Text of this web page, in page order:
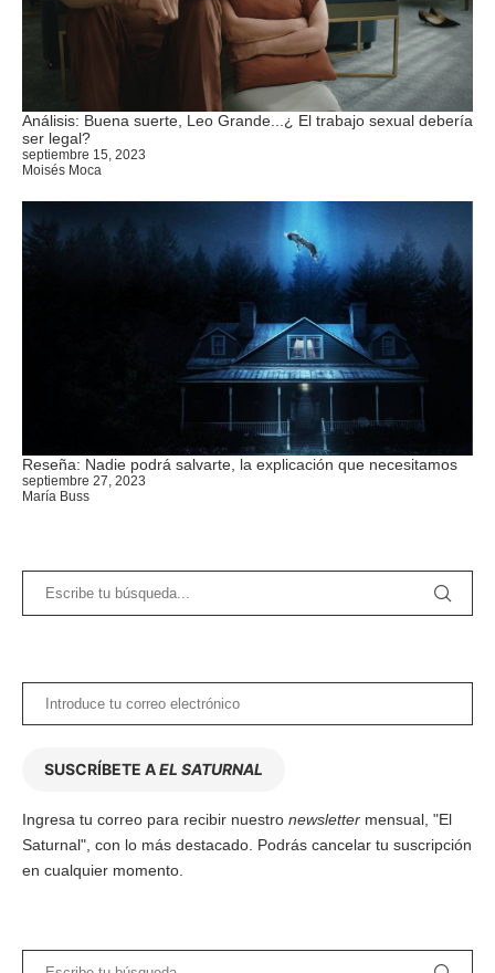
Análisis: Buena suerte, Leo Grande...¿ El trabajo sexual debería
ser legal?
septiembre 15, 2023
Moisés Moca
Reseña: Nadie podrá salvarte, la explicación que necesitamos
septiembre 27, 2023
María Buss
SUSCRÍBETE AEL SATURNAL
Ingresa tu correo para recibir nuestro newsletter mensual, "El
Saturnal", con lo más destacado. Podrás cancelar tu suscripción
en cualquier momento.